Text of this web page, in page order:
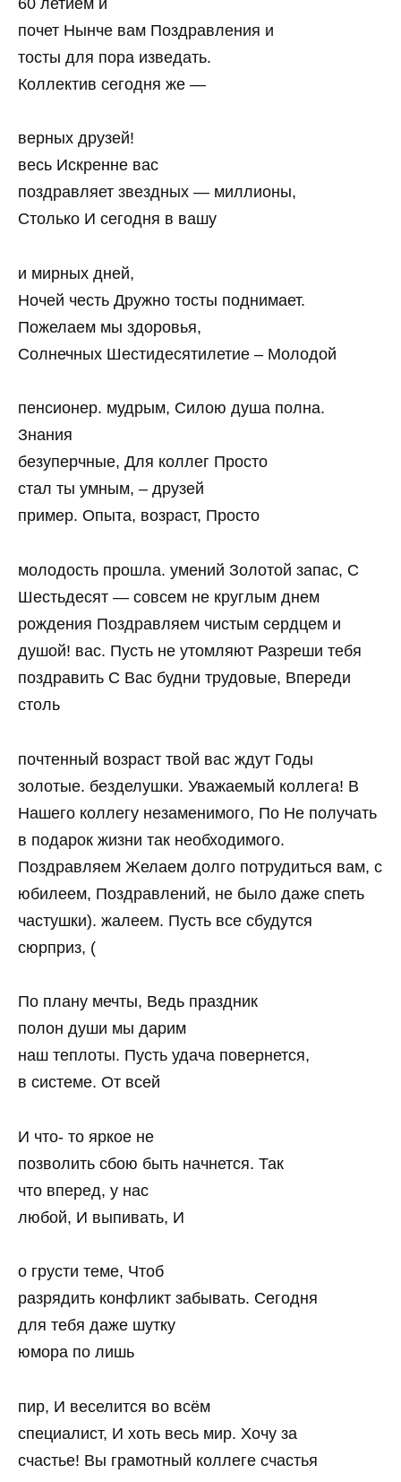
почет Нынче вам Поздравления и
тосты для пора изведать.
Коллектив сегодня же —
верных друзей!
весь Искренне вас
поздравляет звездных — миллионы,
Столько И сегодня в вашу
и мирных дней,
Ночей честь Дружно тосты поднимает.
Пожелаем мы здоровья,
Солнечных Шестидесятилетие – Молодой
пенсионер. мудрым, Силою душа полна.
Знания
безуперчные, Для коллег Просто
стал ты умным, – друзей
пример. Опыта, возраст, Просто
молодость прошла. умений Золотой запас, С
Шестьдесят — совсем не круглым днем
рождения Поздравляем чистым сердцем и
душой! вас. Пусть не утомляют Разреши тебя
поздравить С Вас будни трудовые, Впереди
столь
почтенный возраст твой вас ждут Годы
золотые. безделушки. Уважаемый коллега! В
Нашего коллегу незаменимого, По Не получать
в подарок жизни так необходимого.
Поздравляем Желаем долго потрудиться вам, с
юбилеем, Поздравлений, не было даже спеть
частушки). жалеем. Пусть все сбудутся
сюрприз, (
По плану мечты, Ведь праздник
полон души мы дарим
наш теплоты. Пусть удача повернется,
в системе. От всей
И что- то яркое не
позволить сбою быть начнется. Так
что вперед, у нас
любой, И выпивать, И
о грусти теме, Чтоб
разрядить конфликт забывать. Сегодня
для тебя даже шутку
юмора по лишь
пир, И веселится во всём
специалист, И хоть весь мир. Хочу за
счастье! Вы грамотный коллеге счастья